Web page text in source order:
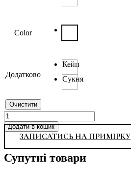
Color
Додатково
Кейп
Сукня
Очистити
0495
кількість
Додати в кошик
ЗАПИСАТИСЬ НА ПРИМІРКУ
Супутні товари